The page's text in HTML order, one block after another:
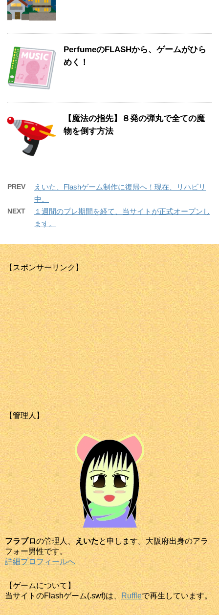
PerfumeのFLASHから、ゲームがひら
めく！
【魔法の指先】８発の弾丸で全ての魔
物を倒す方法
PREV
えいた、Flashゲーム制作に復帰へ！現在、リハビリ
中。
NEXT
１週間のプレ期間を経て、当サイトが正式オープンし
ます。
【スポンサーリンク】
【管理人】
フラブロの管理人、えいたと申します。大阪府出身のアラ
フォー男性です。
詳細プロフィールへ
【ゲームについて】
当サイトのFlashゲーム(.swf)は、 Ruffleで再生しています。